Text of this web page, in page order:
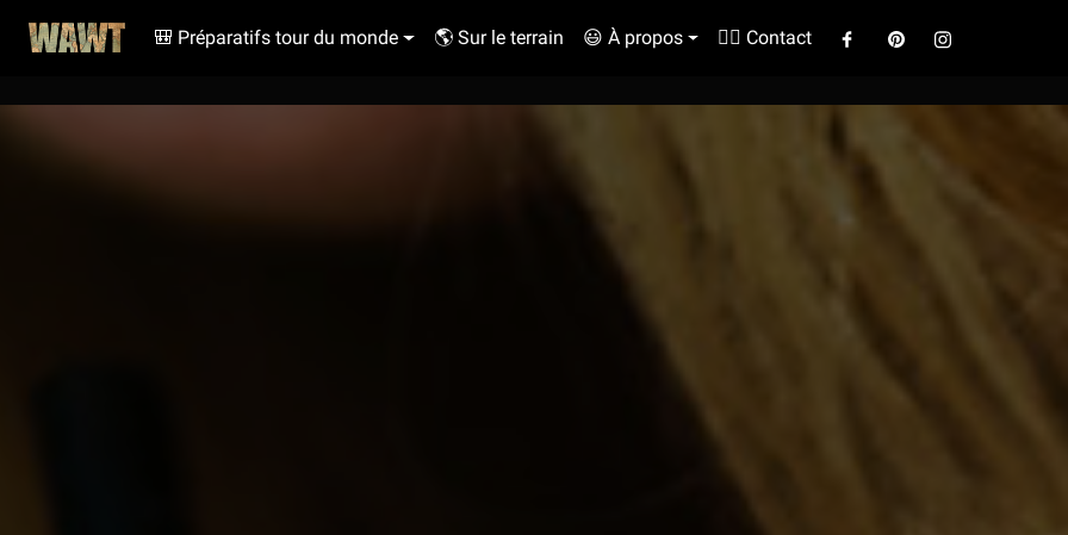
🎒 Préparatifs tour du monde 🌎 Sur le terrain 😃 À propos ✍🏼 Contact